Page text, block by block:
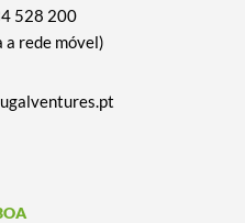
528 200
a rede móvel)